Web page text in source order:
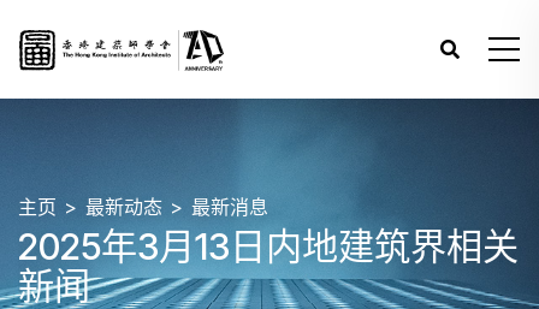
主页 最新动态 最新消息
2025年3月13日内地建筑界相关
新闻